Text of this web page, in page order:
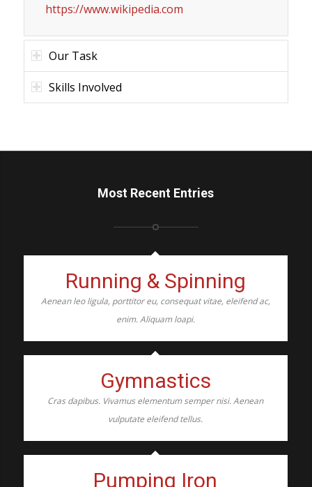
https://www.wikipedia.com
Our Task
Skills Involved
Most Recent Entries
Running & Spinning
Aenean leo ligula, porttitor eu, consequat vitae, eleifend ac,
enim. Aliquam loapi.
Gymnastics
Cras dapibus. Vivamus elementum semper nisi. Aenean
vulputate eleifend tellus.
Pumping Iron